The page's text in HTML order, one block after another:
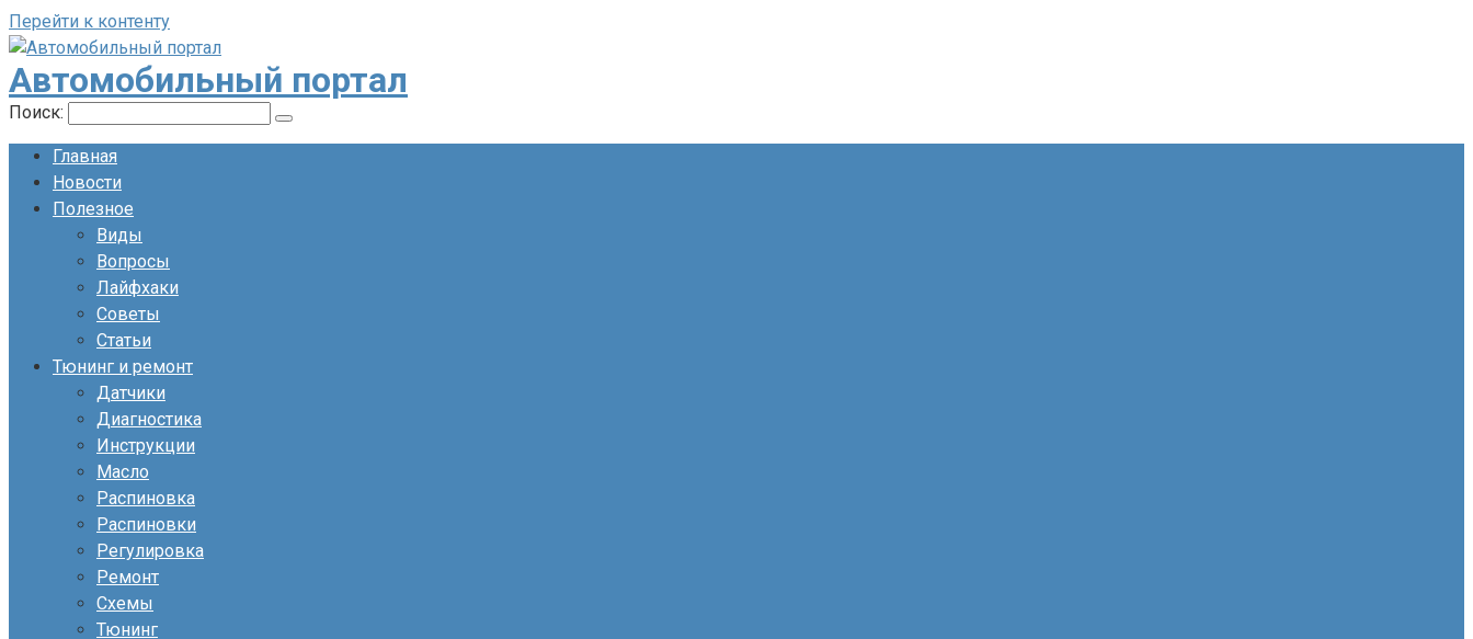
Перейти к контенту
Автомобильный портал
Поиск:
Главная
Новости
Полезное
Виды
Вопросы
Лайфхаки
Советы
Статьи
Тюнинг и ремонт
Датчики
Диагностика
Инструкции
Масло
Распиновка
Распиновки
Регулировка
Ремонт
Схемы
Тюнинг